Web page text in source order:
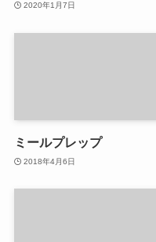
2020年1月7日
ミールプレップ
2018年4月6日